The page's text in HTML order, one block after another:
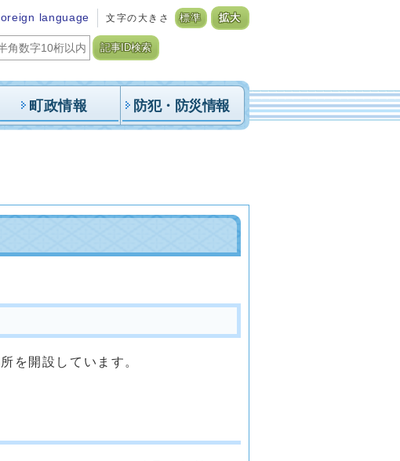
language 文字の大きさ 標準 拡大
記事ID検索
町政情報 防犯・防災情報
を開設しています。